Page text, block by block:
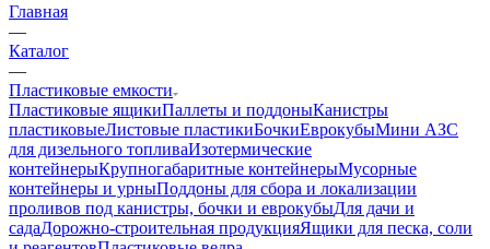
Главная
—
Каталог
—
Пластиковые емкости
Пластиковые ящикиПаллеты и поддоныКанистры
пластиковыеЛистовые пластикиБочкиЕврокубыМини АЗС
для дизельного топливаИзотермические
контейнерыКрупногабаритные контейнерыМусорные
контейнеры и урныПоддоны для сбора и локализации
проливов под канистры, бочки и еврокубыДля дачи и
садаДорожно-строительная продукцияЯщики для песка, соли